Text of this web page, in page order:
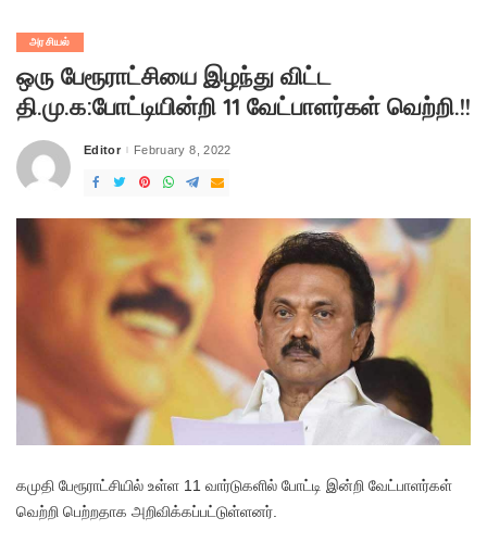
அரசியல்
ஒரு பேரூராட்சியை இழந்து விட்ட
தி.மு.க:போட்டியின்றி 11 வேட்பாளர்கள் வெற்றி.!!
Posted
Editor February 8, 2022
கமுதி பேரூராட்சியில் உள்ள 11 வார்டுகளில் போட்டி இன்றி வேட்பாளர்கள்
வெற்றி பெற்றதாக அறிவிக்கப்பட்டுள்ளனர்.